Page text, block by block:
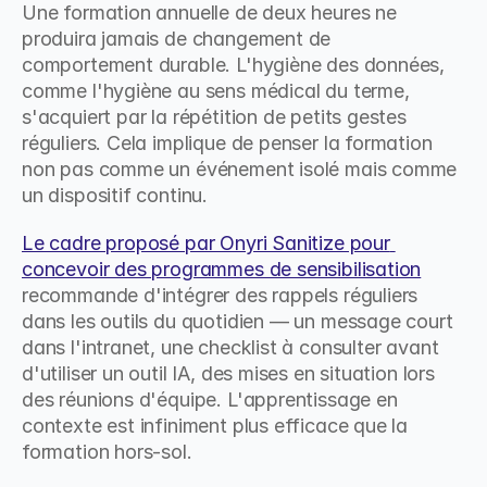
Une formation annuelle de deux heures ne
produira jamais de changement de
comportement durable. L'hygiène des données,
comme l'hygiène au sens médical du terme,
s'acquiert par la répétition de petits gestes
réguliers. Cela implique de penser la formation
non pas comme un événement isolé mais comme
un dispositif continu.
Le cadre proposé par Onyri Sanitize pour
concevoir des programmes de sensibilisation
recommande d'intégrer des rappels réguliers
dans les outils du quotidien — un message court
dans l'intranet, une checklist à consulter avant
d'utiliser un outil IA, des mises en situation lors
des réunions d'équipe. L'apprentissage en
contexte est infiniment plus efficace que la
formation hors-sol.